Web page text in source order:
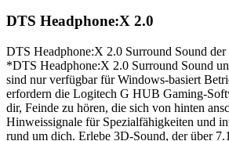
DTS Headphone:X 2.0
DTS Headphone:X 2.0 Surround Sound der
*DTS Headphone:X 2.0 Surround Sound
sind nur verfügbar für Windows-basiert
erfordern die Logitech G HUB Gaming-
dir, Feinde zu hören, die sich von hinten
Hinweissignale für Spezialfähigkeiten und
rund um dich. Erlebe 3D-Sound, der über